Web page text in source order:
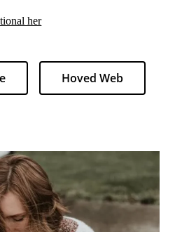
her
Hoved Web